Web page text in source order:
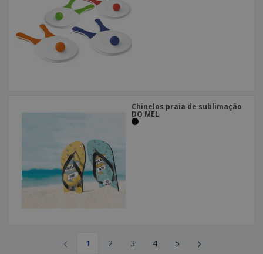
Chinelos praia de sublimação
DO MEL
‹ 1 2 3 4 5 ›